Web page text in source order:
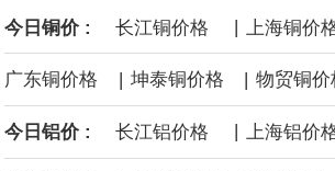
到采购的总费用可能高达2750亿美元，
面战舰项目之一。 根据CBO的初步估算
后续14艘平均每艘约180亿美元。
今日铜价 : 长江铜价格 | 上海铜价
广东铜价格 | 坤泰铜价格 | 物贸铜价
今日铝价 : 长江铝价格 上海铝价